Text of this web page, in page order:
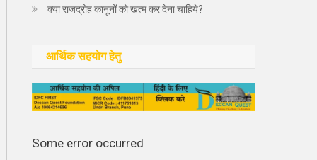
क्या राजद्रोह कानूनों को खत्म कर देना चाहिये?
आर्थिक सहयोग हेतु
Some error occurred